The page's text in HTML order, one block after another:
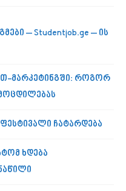
– Studentjob.ge – ის
მარკეტინგში: როგორ
ჩატარდება
ხდება